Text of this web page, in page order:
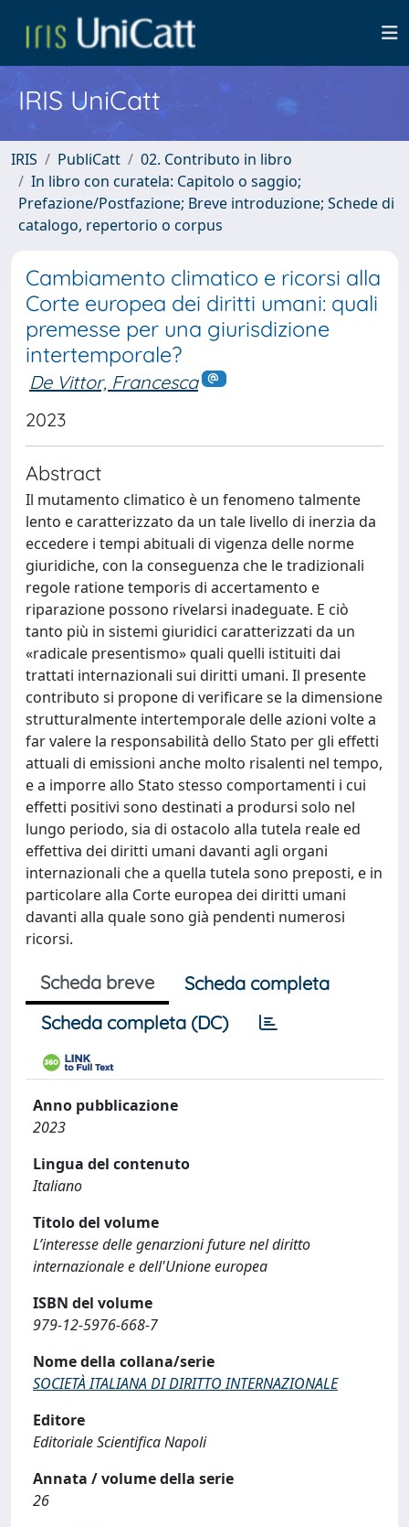
IRIS UniCatt
IRIS PubliCatt
02. Contributo in libro
In libro con curatela: Capitolo o saggio;
Prefazione/Postfazione; Breve introduzione; Schede di
catalogo, repertorio o corpus
Cambiamento climatico e ricorsi alla
Corte europea dei diritti umani: quali
premesse per una giurisdizione
intertemporale?
De Vittor, Francesca
2023
Abstract
Il mutamento climatico è un fenomeno talmente
lento e caratterizzato da un tale livello di inerzia da
eccedere i tempi abituali di vigenza delle norme
giuridiche, con la conseguenza che le tradizionali
regole ratione temporis di accertamento e
riparazione possono rivelarsi inadeguate. E ciò
tanto più in sistemi giuridici caratterizzati da un
«radicale presentismo» quali quelli istituiti dai
trattati internazionali sui diritti umani. Il presente
contributo si propone di verificare se la dimensione
strutturalmente intertemporale delle azioni volte a
far valere la responsabilità dello Stato per gli effetti
attuali di emissioni anche molto risalenti nel tempo,
e a imporre allo Stato stesso comportamenti i cui
effetti positivi sono destinati a prodursi solo nel
lungo periodo, sia di ostacolo alla tutela reale ed
effettiva dei diritti umani davanti agli organi
internazionali che a quella tutela sono preposti, e in
particolare alla Corte europea dei diritti umani
davanti alla quale sono già pendenti numerosi
ricorsi.
Scheda breve
Scheda completa
Scheda completa (DC)
Anno pubblicazione
2023
Lingua del contenuto
Italiano
Titolo del volume
L’interesse delle genarzioni future nel diritto
internazionale e dell'Unione europea
ISBN del volume
979-12-5976-668-7
Nome della collana/serie
SOCIETÀ ITALIANA DI DIRITTO INTERNAZIONALE
Editore
Editoriale Scientifica Napoli
Annata / volume della serie
26